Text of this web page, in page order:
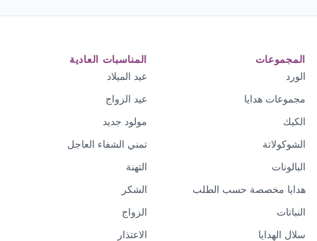
المجموعات
الورد
مجموعات هدايا
الكيك
الشوكولاتة
البالونات
هدايا مخصصة حسب الطلب
النباتات
سلال الهدايا
المناسبات العادية
عيد الميلاد
عيد الزواج
مولود جديد
تمني الشفاء العاجل
التهنة
الشكر
الزواج
الاعتذار